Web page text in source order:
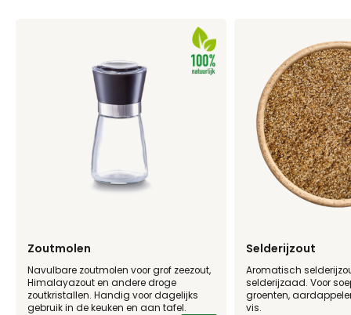
Zoutmolen
Navulbare zoutmolen voor grof zeezout,
Himalayazout en andere droge
zoutkristallen. Handig voor dagelijks
gebruik in de keuken en aan tafel.
Selderijzout
Aromatisch
selderijzaad. Voor
groenten,
vis.